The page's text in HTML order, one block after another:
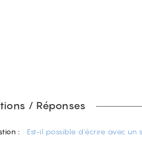
/ Réponses
: Est-il possible d'écrire avec un